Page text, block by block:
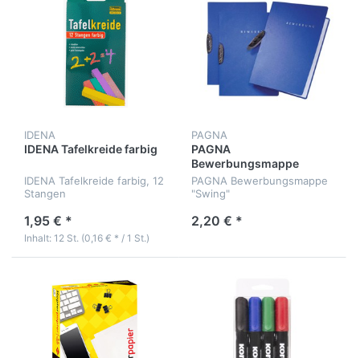
IDENA
IDENA Tafelkreide farbig
IDENA Tafelkreide farbig, 12
Stangen
1,95 € *
Inhalt: 12 St. (0,16 € * / 1 St.)
PAGNA
PAGNA
Bewerbungsmappe
"Swing"
PAGNA Bewerbungsmappe
"Swing"
2,20 € *